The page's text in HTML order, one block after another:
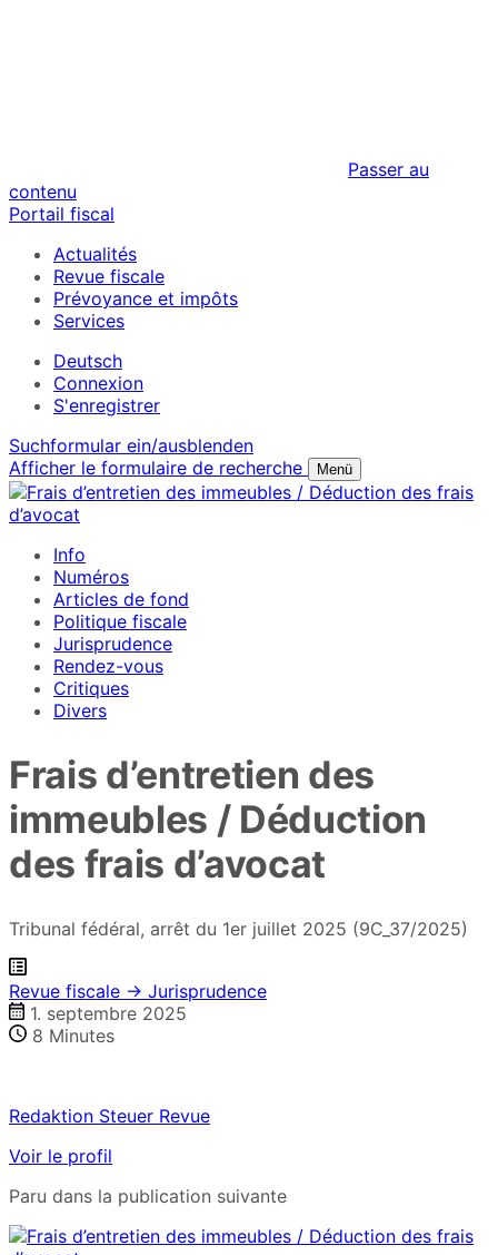
Passer au
contenu
Portail fiscal
Actualités
Revue fiscale
Prévoyance et impôts
Services
Deutsch
Connexion
S'enregistrer
Suchformular ein/ausblenden
Afficher le formulaire de recherche
Menü
Info
Numéros
Articles de fond
Politique fiscale
Jurisprudence
Rendez-vous
Critiques
Divers
Frais d’entretien des
immeubles / Déduction
des frais d’avocat
Tribunal fédéral, arrêt du 1er juillet 2025 (9C_37/2025)
Revue fiscale → Jurisprudence
1. septembre 2025
8 Minutes
Redaktion Steuer Revue
Voir le profil
Paru dans la publication suivante